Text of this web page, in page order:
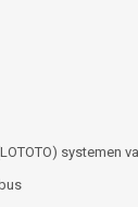
systemen